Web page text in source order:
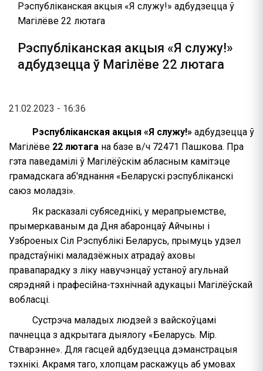
Рэспубліканская акцыя «Я служу!» адбудзецца ў
Магілёве 22 лютага
Рэспубліканская акцыя «Я служу!»
адбудзецца ў Магілёве 22 лютага
21.02.2023 - 16:36
Рэспубліканская акцыя «Я служу!» адбудзецца ў
Магілёве 22 лютага на базе в/ч 72471 Пашкова. Пра
гэта паведамілі ў Магілёўскім абласным камітэце
грамадскага аб'яднання «Беларускі рэспубліканскі
саюз моладзі».
Як расказалі субяседнікі, у мерапрыемстве,
прымеркаваным да Дня абаронцаў Айчыны і
Узброеных Сіл Рэспублікі Беларусь, прымуць удзел
прадстаўнікі маладзёжных атрадаў аховы
правапарадку з ліку навучэнцаў устаноў агульнай
сярэдняй і прафесійна-тэхнічнай адукацыі Магілёўскай
вобласці.
Сустрэча маладых людзей з вайскоўцамі
пачнецца з адкрытага дыялогу «Беларусь. Мір.
Стварэнне». Для гасцей адбудзецца дэманстрацыя
тэхнікі. Акрамя таго, хлопцам раскажуць аб умовах